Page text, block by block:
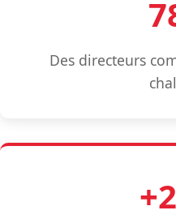
Des directeurs